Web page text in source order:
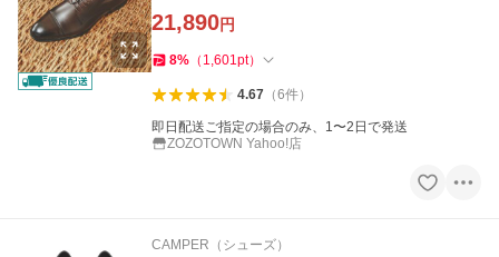
21,890円
8% （ 1,601pt）
4.67（6件）
即日配送ご指定の場合のみ、1〜2日で発送
ZOZOTOWN Yahoo!店
CAMPER（シューズ）